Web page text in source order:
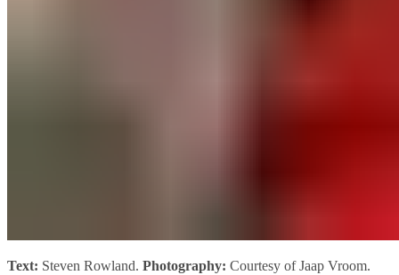
Text: Steven Rowland. Photography: Courtesy of Jaap Vroom.